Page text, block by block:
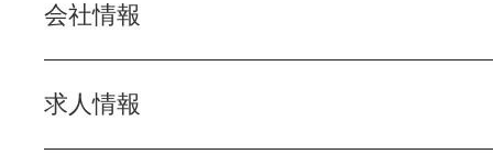
会社情報
求人情報